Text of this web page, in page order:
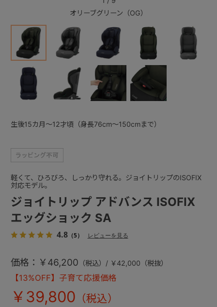
オリーブグリーン（OG）
ジョイトリップ アドバンス ISOFIX
エッグショック SA
4.8（5） レビューを見る
軽くて、ひろびろ、しっかり守れる。ジョイトリップのISOFIX
対応モデル。
【13%OFF】子育て応援価格
￥39,800
価格：￥46,200 （税込）/ ￥42,000（税抜）
生後15カ月～12才頃（身長76cm～150cmまで）